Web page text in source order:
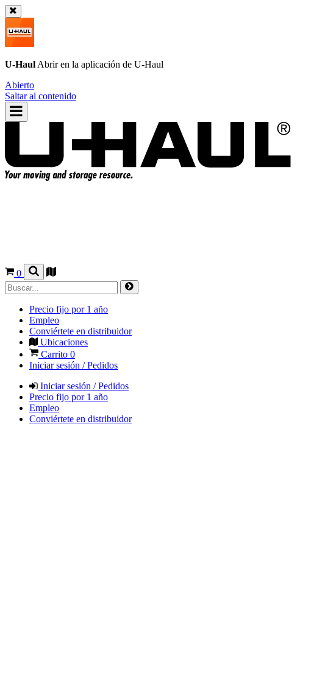
U-Haul Abrir en la aplicación de U-Haul
Abierto
Saltar al contenido
0
Precio fijo por 1 año
Empleo
Conviértete en distribuidor
Ubicaciones
Carrito 0
Iniciar sesión / Pedidos
Iniciar sesión / Pedidos
Precio fijo por 1 año
Empleo
Conviértete en distribuidor